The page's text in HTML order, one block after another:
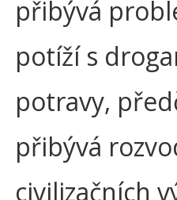
přibývá
potíží s
potravy,
přibývá
civilizačních